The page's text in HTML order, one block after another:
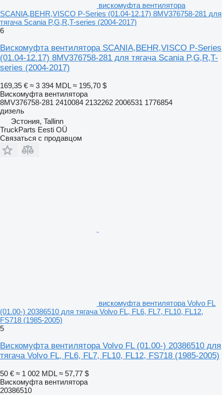
вискомуфта вентилятора
SCANIA,BEHR,VISCO P-Series (01.04-12.17) 8MV376758-281 для
тягача Scania P,G,R,T-series (2004-2017)
6
Вискомуфта вентилятора SCANIA,BEHR,VISCO P-Series
(01.04-12.17) 8MV376758-281 для тягача Scania P,G,R,T-
series (2004-2017)
169,35 € ≈ 3 394 MDL ≈ 195,70 $
Вискомуфта вентилятора
8MV376758-281 2410084 2132262 2006531 1776854
дизель
Эстония, Tallinn
TruckParts Eesti OÜ
Связаться с продавцом
вискомуфта вентилятора Volvo FL
(01.00-) 20386510 для тягача Volvo FL, FL6, FL7, FL10, FL12,
FS718 (1985-2005)
5
Вискомуфта вентилятора Volvo FL (01.00-) 20386510 для
тягача Volvo FL, FL6, FL7, FL10, FL12, FS718 (1985-2005)
50 € ≈ 1 002 MDL ≈ 57,77 $
Вискомуфта вентилятора
20386510